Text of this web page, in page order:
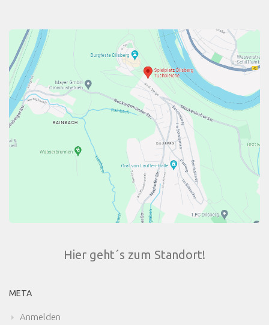
Hier geht´s zum Standort!
META
Anmelden